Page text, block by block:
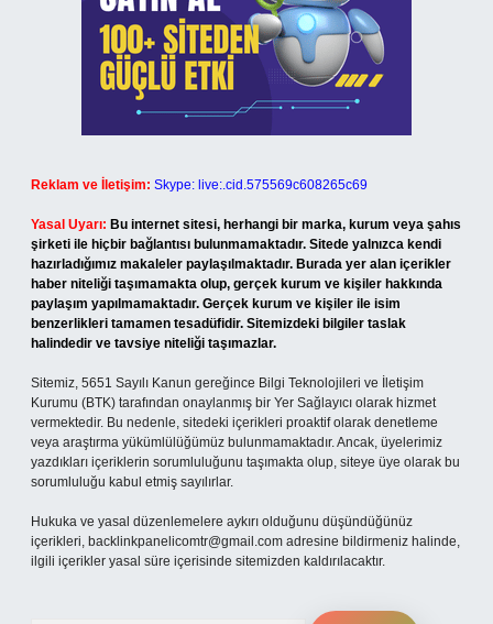
Reklam ve İletişim: Skype: live:.cid.575569c608265c69
Yasal Uyarı: Bu internet sitesi, herhangi bir marka, kurum veya şahıs
şirketi ile hiçbir bağlantısı bulunmamaktadır. Sitede yalnızca kendi
hazırladığımız makaleler paylaşılmaktadır. Burada yer alan içerikler
haber niteliği taşımamakta olup, gerçek kurum ve kişiler hakkında
paylaşım yapılmamaktadır. Gerçek kurum ve kişiler ile isim
benzerlikleri tamamen tesadüfidir. Sitemizdeki bilgiler taslak
halindedir ve tavsiye niteliği taşımazlar.
Sitemiz, 5651 Sayılı Kanun gereğince Bilgi Teknolojileri ve İletişim
Kurumu (BTK) tarafından onaylanmış bir Yer Sağlayıcı olarak hizmet
vermektedir. Bu nedenle, sitedeki içerikleri proaktif olarak denetleme
veya araştırma yükümlülüğümüz bulunmamaktadır. Ancak, üyelerimiz
yazdıkları içeriklerin sorumluluğunu taşımakta olup, siteye üye olarak bu
sorumluluğu kabul etmiş sayılırlar.
Hukuka ve yasal düzenlemelere aykırı olduğunu düşündüğünüz
içerikleri, backlinkpanelicomtr@gmail.com adresine bildirmeniz halinde,
ilgili içerikler yasal süre içerisinde sitemizden kaldırılacaktır.